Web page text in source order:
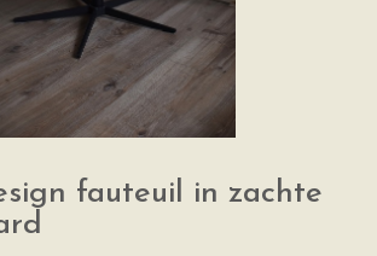
fauteuil in zachte